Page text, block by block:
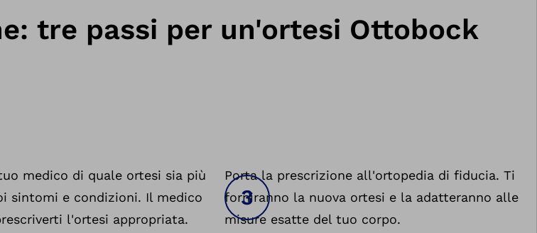
tre passi per un'ortesi Ottobock
medico di quale ortesi sia più
sintomi e condizioni. Il medico
l'ortesi appropriata.
Porta la prescrizione all'ortopedia di fiducia. Ti
forniranno la nuova ortesi e la adatteranno alle
misure esatte del tuo corpo.